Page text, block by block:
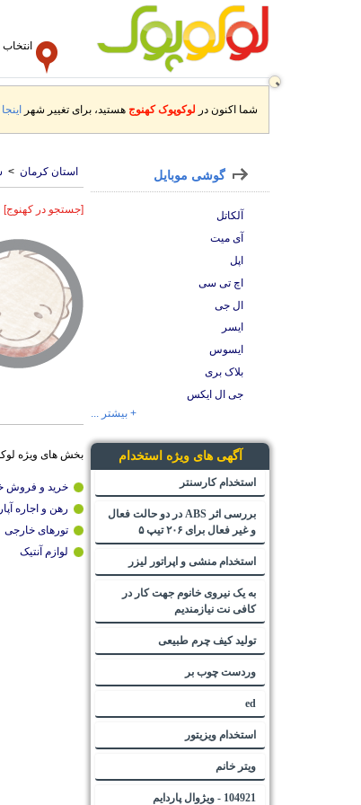
شما اکنون در لوکوپوک کهنوج هستید، برای تغییر شهر
استان کرمان >
[جستجو در کهنوج]
بخش های ویژه
خرید و فروش
رهن و اجاره
تورهای خارجی
لوازم آنتیک
گوشی موبایل
آلکاتل
آی میت
اپل
اچ تی سی
ال جی
ایسر
ایسوس
بلاک بری
جی ال ایکس
+ بیشتر ...
آگهی های ویژه استخدام
استخدام کارسنتر
بررسی اثر ABS در دو حالت فعال
و غیر فعال برای ۲۰۶ تیپ ۵
استخدام منشی و اپراتور لیزر
به یک نیروی خانوم جهت کار در
کافی نت نیازمندیم
تولید کیف چرم طبیعی
وردست چوب بر
ed
استخدام ویزیتور
ویتر خانم
104921 - ویژوال پاردایم